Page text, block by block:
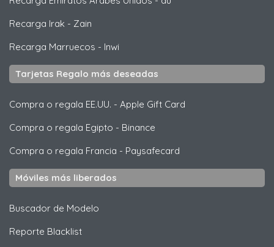
Recarga Irak - Zain
Recarga Marruecos - Inwi
Tarjetas Regalo más deseadas
Compra o regala EE.UU. - Apple Gift Card
Compra o regala Egipto - Binance
Compra o regala Francia - Paysafecard
Móviles más liberados
Buscador de Modelo
Reporte Blacklist